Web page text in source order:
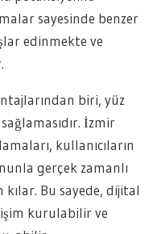
sayesinde benzer
edinmekte ve
biri, yüz
İzmir
kullanıcıların
gerçek zamanlı
Bu sayede, dijital
kurulabilir ve